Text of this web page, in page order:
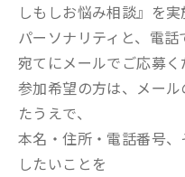
しもしお悩み相談』を実
パーソナリティと、電
宛てにメールでご応募く
参加希望の方は、メー
たうえで、
本名・住所・電話番号
したいことを